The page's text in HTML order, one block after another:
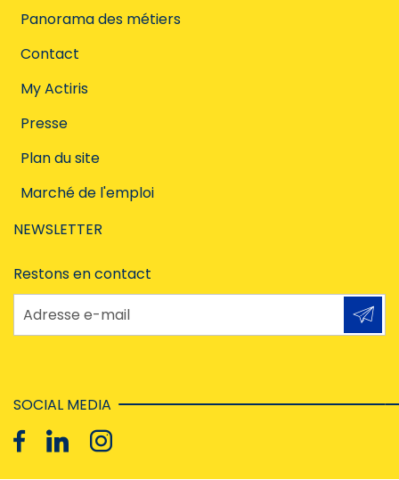
Panorama des métiers
Contact
My Actiris
Presse
Plan du site
Marché de l'emploi
NEWSLETTER
Restons en contact
Adresse e-mail
SOCIAL MEDIA